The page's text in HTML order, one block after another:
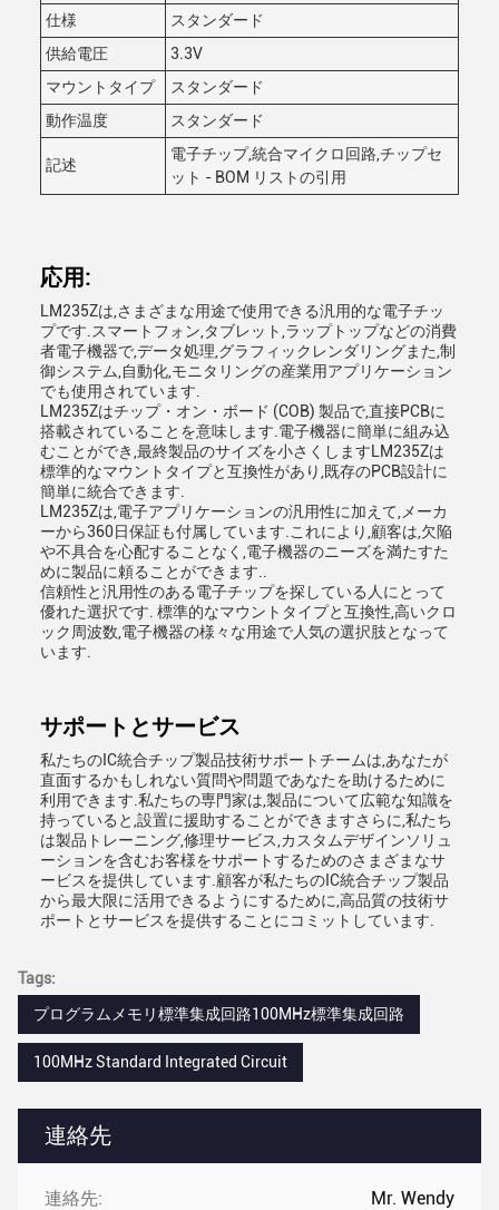
連絡先
連絡先: Mr. Wendy
仕様
スタンダード
供給電圧
3.3V
マウントタイプ
スタンダード
動作温度
スタンダード
記述
電子チップ,統合マイクロ回路,チップセ
ット - BOM リストの引用
応用:
LM235Zは,さまざまな用途で使用できる汎用的な電子チッ
プです.スマートフォン,タブレット,ラップトップなどの消費
者電子機器で,データ処理,グラフィックレンダリングまた,制
御システム,自動化,モニタリングの産業用アプリケーション
でも使用されています.
LM235Zはチップ・オン・ボード (COB) 製品で,直接PCBに
搭載されていることを意味します.電子機器に簡単に組み込
むことができ,最終製品のサイズを小さくしますLM235Zは
標準的なマウントタイプと互換性があり,既存のPCB設計に
簡単に統合できます.
LM235Zは,電子アプリケーションの汎用性に加えて,メーカ
ーから360日保証も付属しています.これにより,顧客は,欠陥
や不具合を心配することなく,電子機器のニーズを満たすた
めに製品に頼ることができます..
信頼性と汎用性のある電子チップを探している人にとって
優れた選択です. 標準的なマウントタイプと互換性,高いクロ
ック周波数,電子機器の様々な用途で人気の選択肢となって
います.
サポートとサービス
私たちのIC統合チップ製品技術サポートチームは,あなたが
直面するかもしれない質問や問題であなたを助けるために
利用できます.私たちの専門家は,製品について広範な知識を
持っていると,設置に援助することができますさらに,私たち
は製品トレーニング,修理サービス,カスタムデザインソリュ
ーションを含むお客様をサポートするためのさまざまなサ
ービスを提供しています.顧客が私たちのIC統合チップ製品
から最大限に活用できるようにするために,高品質の技術サ
ポートとサービスを提供することにコミットしています.
Tags:
プログラムメモリ標準集成回路100MHz標準集成回路
100MHz Standard Integrated Circuit